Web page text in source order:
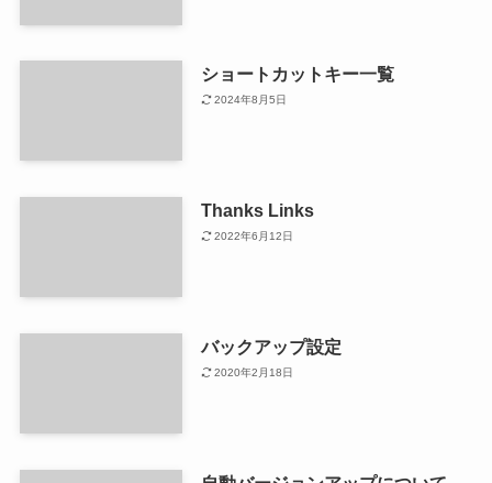
ショートカットキー一覧
2024年8月5日
Thanks Links
2022年6月12日
バックアップ設定
2020年2月18日